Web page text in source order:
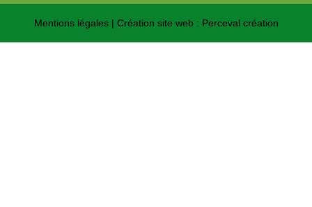
Mentions légales| Création site web : Perceval création